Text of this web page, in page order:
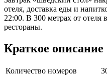
отеля, доставка еды и
22:00. В 300 метрах от отеля
рестораны.
Краткое описание
Количество номеров